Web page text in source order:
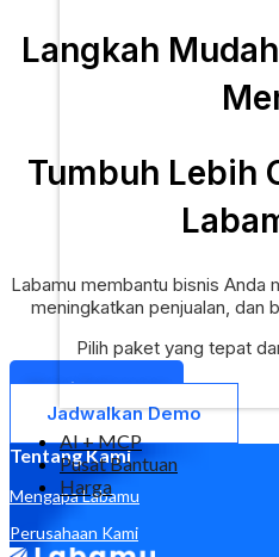
AI + MCP
Pusat Bantuan
Harga
Langkah
Tumbuh Lebih
Labamu membantu bisnis Anda
meningkatkan penjualan, dan
Pilih paket yang tepat
Mulai Sekarang
Jadwalkan Demo
Tentang Kami
Mengapa Labamu
Perusahaan Kami